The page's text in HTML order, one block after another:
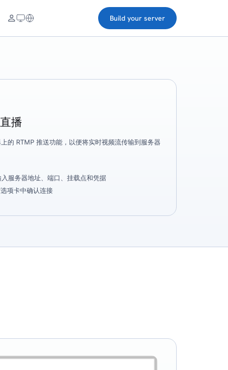
Build your server
播
的 RTMP 推送功能，以便将实时视频流传输到服务器
服务器地址、端口、挂载点和凭据
项卡中确认连接